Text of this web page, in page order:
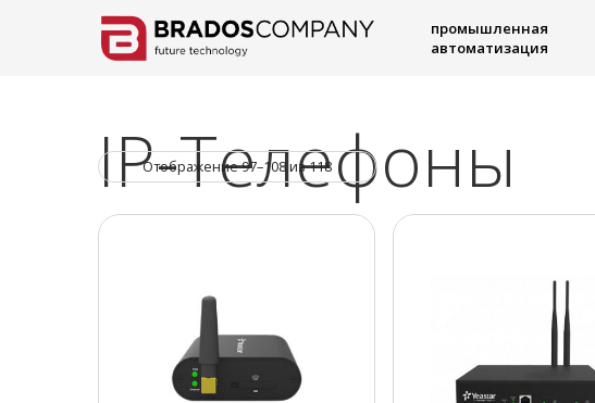
промышленная
автоматизация
IP-Телефоны
Отображение 97–108 из 118